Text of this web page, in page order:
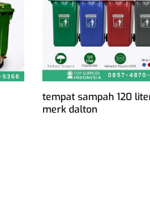
tempat sampah 120
merk dalton